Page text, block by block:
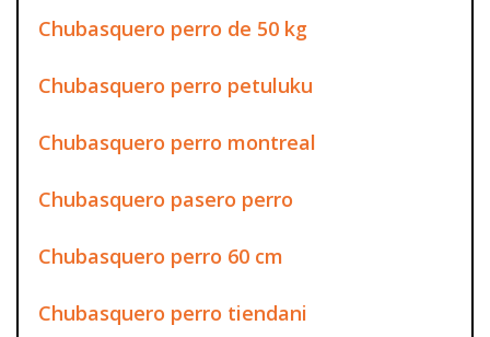
Chubasquero perro de 50 kg
Chubasquero perro petuluku
Chubasquero perro montreal
Chubasquero pasero perro
Chubasquero perro 60 cm
Chubasquero perro tiendani